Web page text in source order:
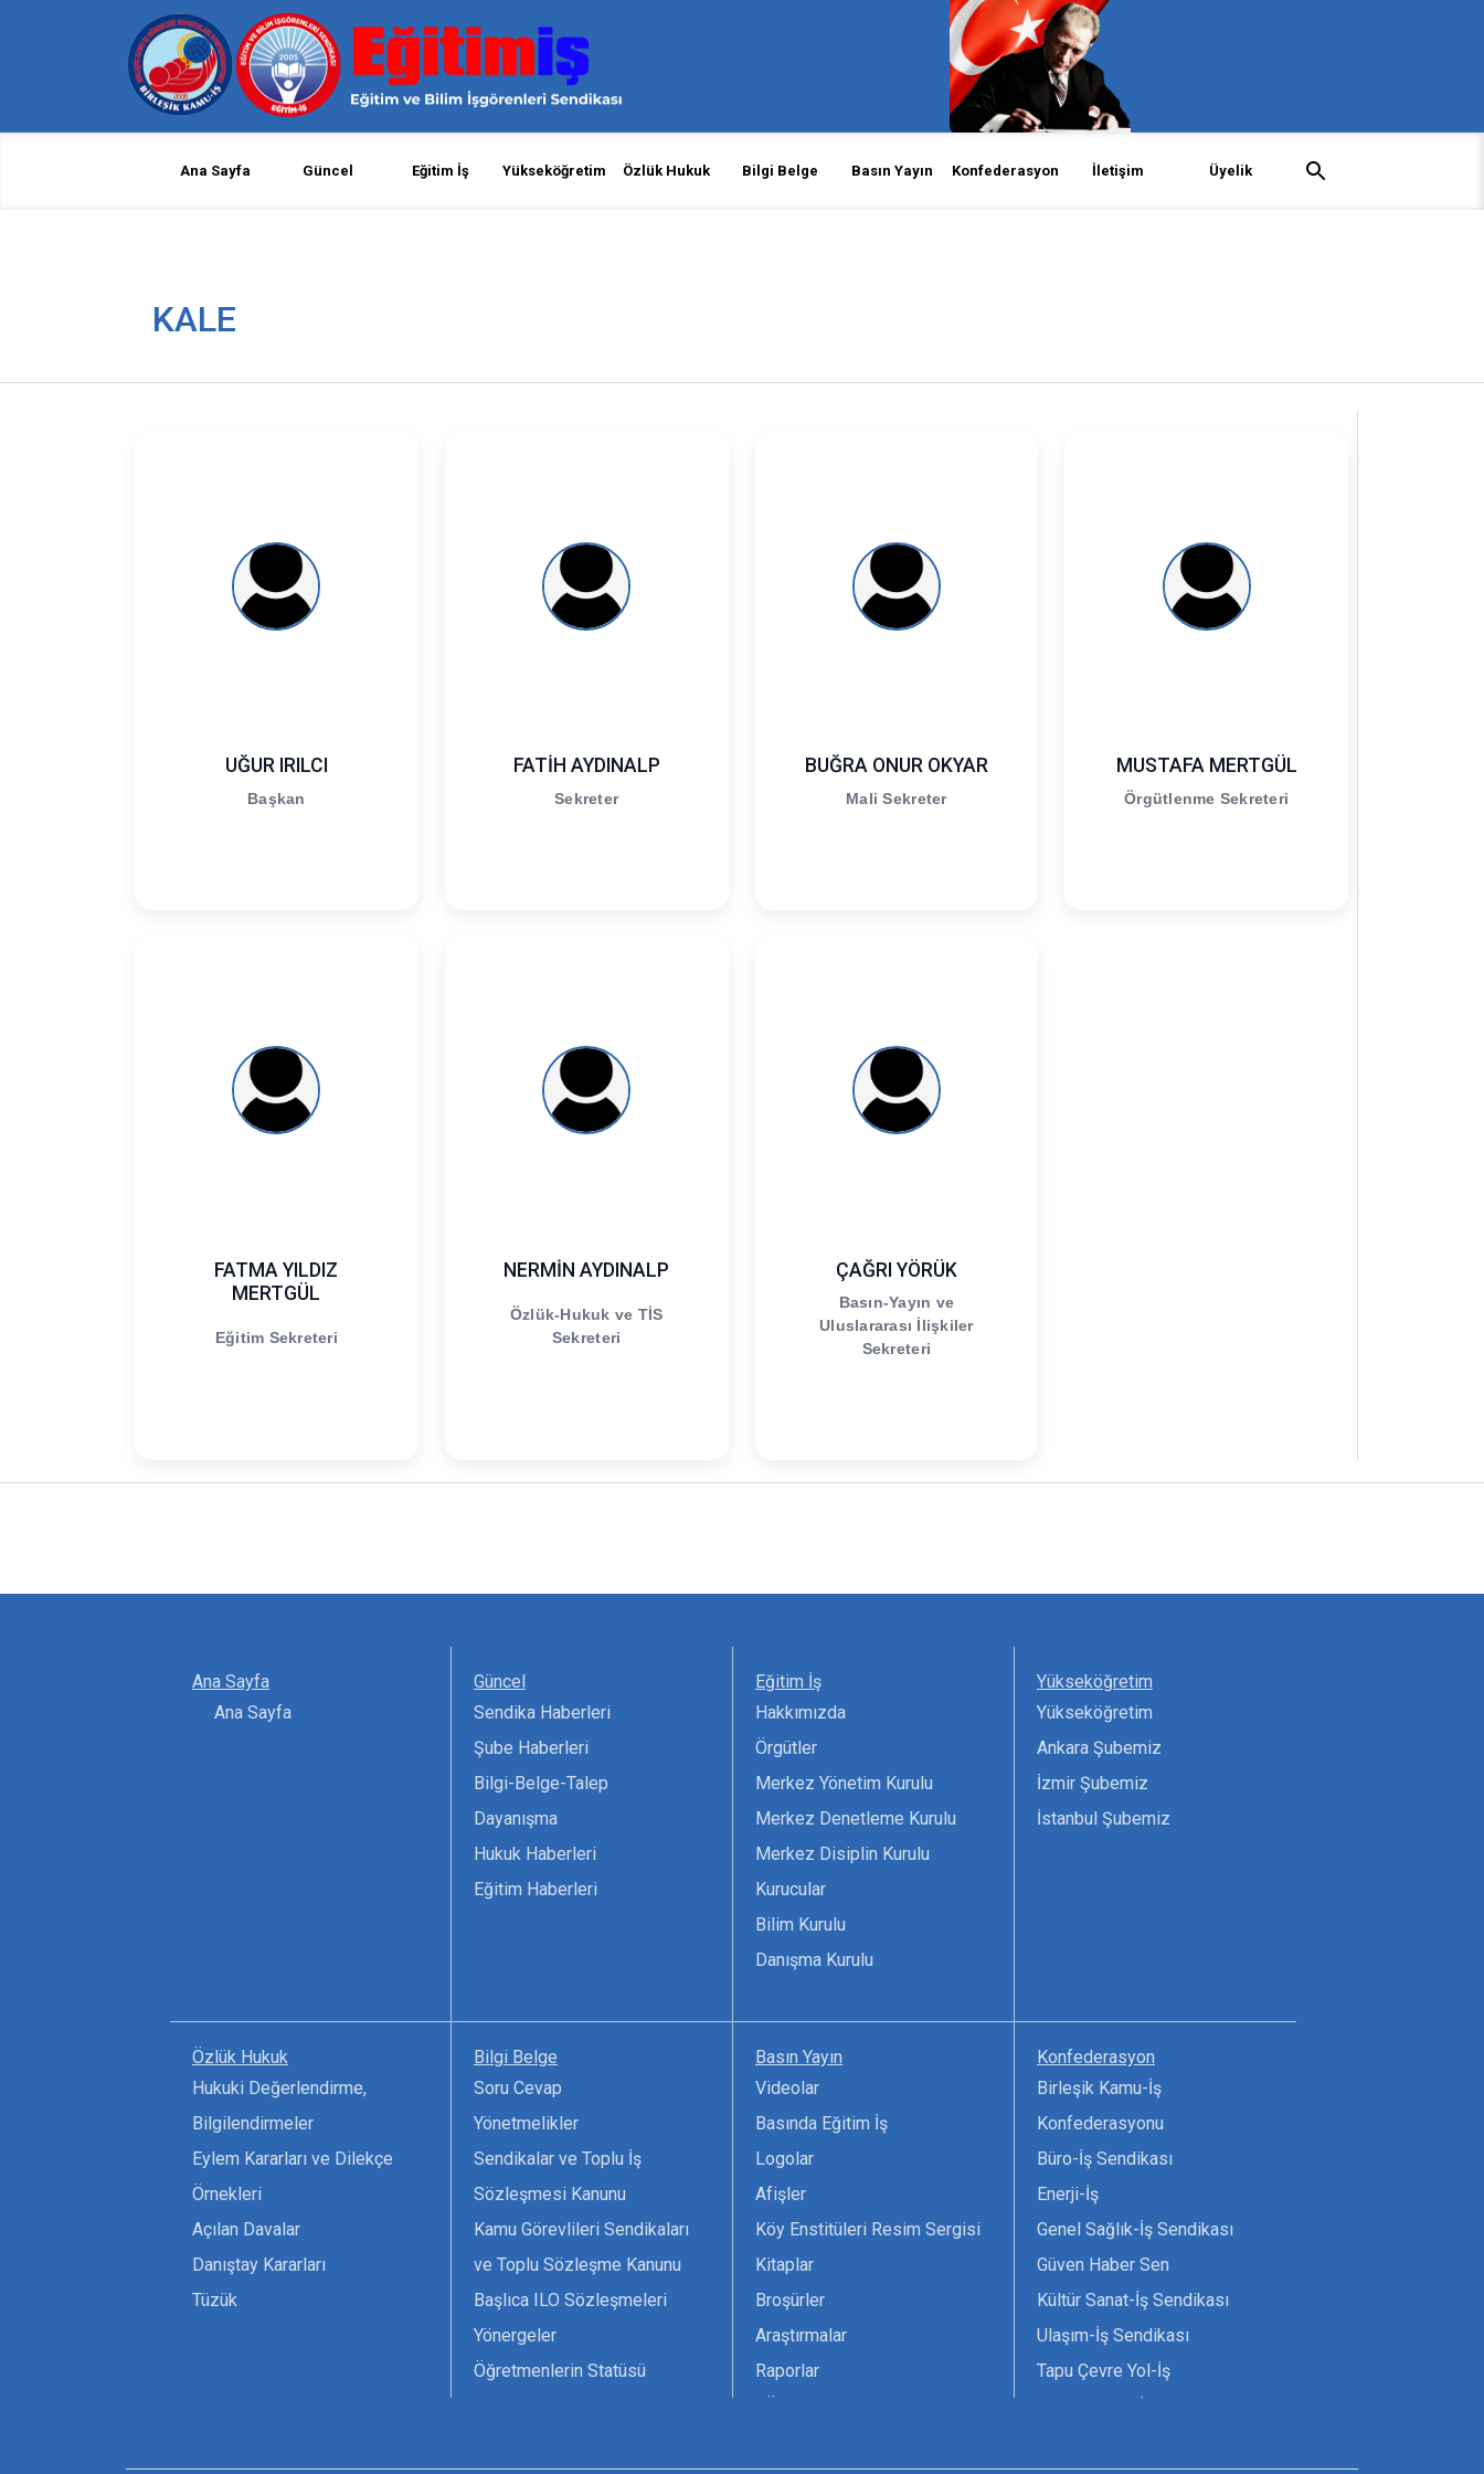
Ana Sayfa Güncel Eğitim İş Yükseköğretim Özlük Hukuk Bilgi Belge Basın Yayın Konfederasyon İletişim Üyelik
KALE
UĞUR IRILCI
Başkan
FATİH AYDINALP
Sekreter
BUĞRA ONUR OKYAR
Mali Sekreter
MUSTAFA MERTGÜL
Örgütlenme Sekreteri
FATMA YILDIZ
MERTGÜL
Eğitim Sekreteri
NERMİN AYDINALP
Özlük-Hukuk ve TİS
Sekreteri
ÇAĞRI YÖRÜK
Basın-Yayın ve
Uluslararası İlişkiler
Sekreteri
Ana Sayfa
Ana Sayfa
Güncel
Sendika Haberleri
Şube Haberleri
Bilgi-Belge-Talep
Dayanışma
Hukuk Haberleri
Eğitim Haberleri
Eğitim İş
Hakkımızda
Örgütler
Merkez Yönetim Kurulu
Merkez Denetleme Kurulu
Merkez Disiplin Kurulu
Kurucular
Bilim Kurulu
Danışma Kurulu
Yükseköğretim
Yükseköğretim
Ankara Şubemiz
İzmir Şubemiz
İstanbul Şubemiz
Özlük Hukuk
Hukuki Değerlendirme,
Bilgilendirmeler
Eylem Kararları ve Dilekçe
Örnekleri
Açılan Davalar
Danıştay Kararları
Tüzük
Bilgi Belge
Soru Cevap
Yönetmelikler
Sendikalar ve Toplu İş
Sözleşmesi Kanunu
Kamu Görevlileri Sendikaları
ve Toplu Sözleşme Kanunu
Başlıca ILO Sözleşmeleri
Yönergeler
Öğretmenlerin Statüsü
Basın Yayın
Videolar
Basında Eğitim İş
Logolar
Afişler
Köy Enstitüleri Resim Sergisi
Kitaplar
Broşürler
Araştırmalar
Raporlar
Konfederasyon
Birleşik Kamu-İş
Konfederasyonu
Büro-İş Sendikası
Enerji-İş
Genel Sağlık-İş Sendikası
Güven Haber Sen
Kültür Sanat-İş Sendikası
Ulaşım-İş Sendikası
Tapu Çevre Yol-İş